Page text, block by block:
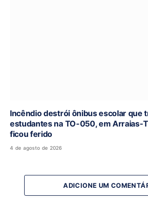
Incêndio destrói ônibus escolar que
estudantes na TO-050, em Arraias-
ficou ferido
4 de agosto de 2026
ADICIONE UM